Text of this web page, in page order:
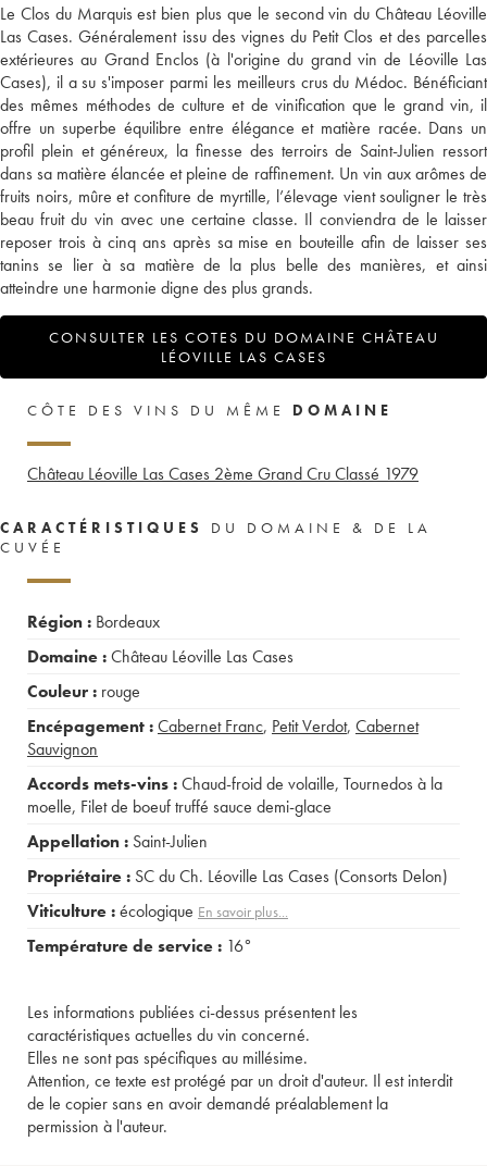
Le Clos du Marquis est bien plus que le second vin du Château Léoville
Las Cases. Généralement issu des vignes du Petit Clos et des parcelles
extérieures au Grand Enclos (à l'origine du grand vin de Léoville Las
Cases), il a su s'imposer parmi les meilleurs crus du Médoc. Bénéficiant
des mêmes méthodes de culture et de vinification que le grand vin, il
offre un superbe équilibre entre élégance et matière racée. Dans un
profil plein et généreux, la finesse des terroirs de Saint-Julien ressort
dans sa matière élancée et pleine de raffinement. Un vin aux arômes de
fruits noirs, mûre et confiture de myrtille, l’élevage vient souligner le très
beau fruit du vin avec une certaine classe. Il conviendra de le laisser
reposer trois à cinq ans après sa mise en bouteille afin de laisser ses
tanins se lier à sa matière de la plus belle des manières, et ainsi
atteindre une harmonie digne des plus grands.
CONSULTER LES COTES DU DOMAINE CHÂTEAU
LÉOVILLE LAS CASES
CÔTE DES VINS DU MÊME DOMAINE
Château Léoville Las Cases 2ème Grand Cru Classé 1979
CARACTÉRISTIQUES
DU DOMAINE & DE LA
CUVÉE
Région : Bordeaux
Domaine :Château Léoville Las Cases
Couleur : rouge
Encépagement :Cabernet Franc, Petit Verdot, Cabernet
Sauvignon
Accords mets-vins :Chaud-froid de volaille, Tournedos à la
moelle, Filet de boeuf truffé sauce demi-glace
Appellation : Saint-Julien
Propriétaire : SC du Ch. Léoville Las Cases (Consorts Delon)
Viticulture :écologique En savoir plus...
Température de service : 16°
Les informations publiées ci-dessus présentent les
caractéristiques actuelles du vin concerné.
Elles ne sont pas spécifiques au millésime.
Attention, ce texte est protégé par un droit d'auteur. Il est interdit
de le copier sans en avoir demandé préalablement la
permission à l'auteur.